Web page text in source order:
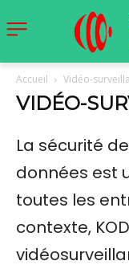
Accueil Vidéo-
VIDÉO-
La sécurité
données est
toutes les
contexte,